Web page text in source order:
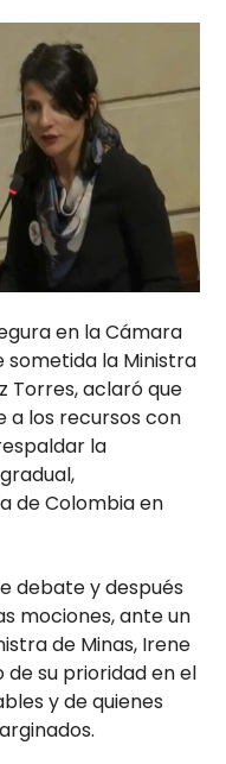
en la Cámara
sometida la Ministra
Torres, aclaró que
a los recursos con
la
de Colombia en
debate y después
mociones, ante un
de Minas, Irene
su prioridad en el
y de quienes